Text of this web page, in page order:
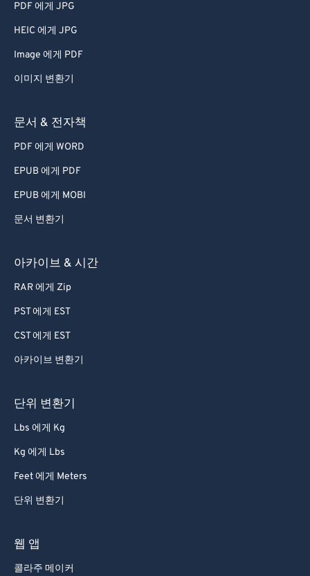
PDF 에게 JPG
HEIC 에게 JPG
Image 에게 PDF
이미지 변환기
문서 & 전자책
PDF 에게 WORD
EPUB 에게 PDF
EPUB 에게 MOBI
문서 변환기
아카이브 & 시간
RAR 에게 Zip
PST 에게 EST
CST 에게 EST
아카이브 변환기
단위 변환기
Lbs 에게 Kg
Kg 에게 Lbs
Feet 에게 Meters
단위 변환기
웹 앱
콜라주 메이커